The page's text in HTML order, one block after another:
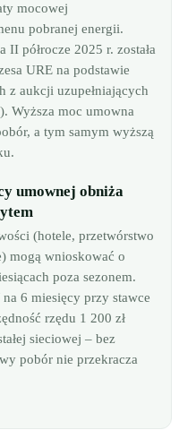
mocowej
pobranej energii.
II półrocze 2025 r. została
URE na podstawie
z aukcji uzupełniających
Wyższa moc umowna
a tym samym wyższą
umownej obniża
(hotele, przetwórstwo
mogą wnioskować o
poza sezonem.
6 miesięcy przy stawce
rzędu 1 200 zł
sieciowej – bez
pobór nie przekracza